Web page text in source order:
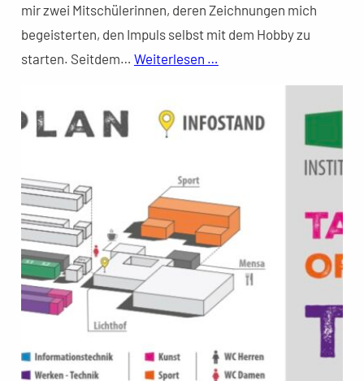
mir zwei Mitschülerinnen, deren Zeichnungen mich
begeisterten, den Impuls selbst mit dem Hobby zu
starten. Seitdem… Weiterlesen …